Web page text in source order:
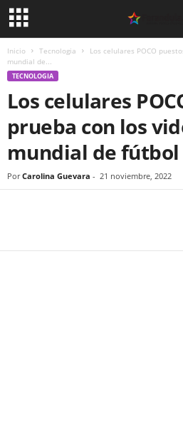
Inicio Tecnologia
Los celulares POCO
mundial de...
TECNOLOGIA
Los celulares
prueba con los
mundial de fútbol
Por Carolina Guevara - 21 noviembre, 2022